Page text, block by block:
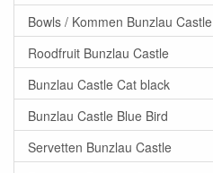
Bowls / Kommen Bunzlau Castle
Roodfruit Bunzlau Castle
Bunzlau Castle Cat black
Bunzlau Castle Blue Bird
Servetten Bunzlau Castle